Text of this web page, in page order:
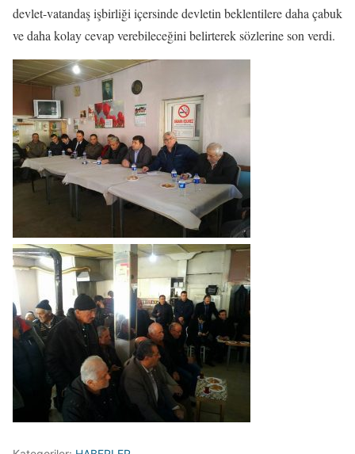
devlet-vatandaş işbirliği içersinde devletin beklentilere daha çabuk
ve daha kolay cevap verebileceğini belirterek sözlerine son verdi.